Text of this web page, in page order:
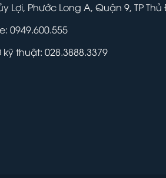
Lợi, Phước Long A, Quận 9, TP Thủ
0949.600.555
kỹ thuật: 028.3888.3379